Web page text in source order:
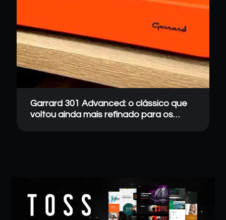
Garrard 301 Advanced: o clássico que
voltou ainda mais refinado para os